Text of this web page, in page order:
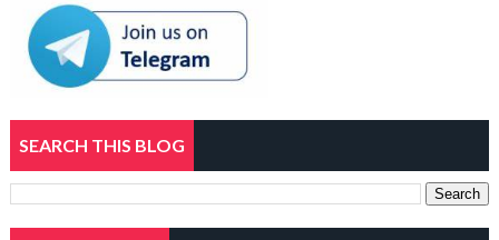
SEARCH THIS BLOG